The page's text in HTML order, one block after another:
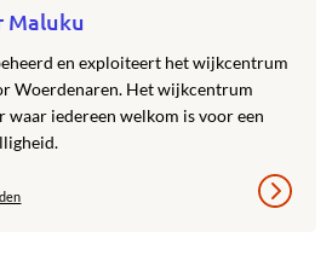
Maluku
en exploiteert het wijkcentrum
Woerdenaren. Het wijkcentrum
waar iedereen welkom is voor een